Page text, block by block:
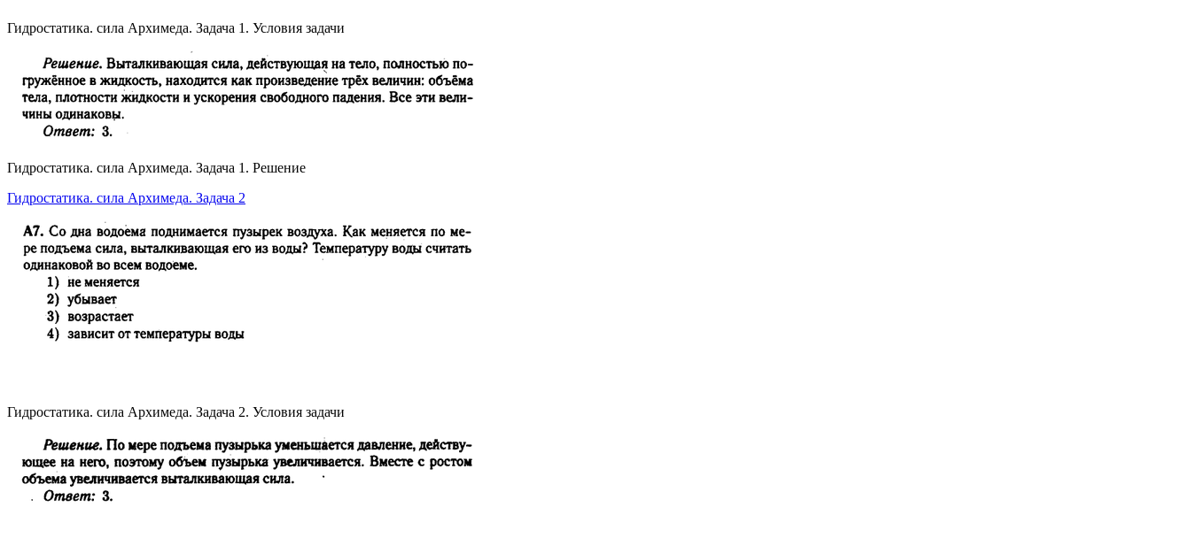
Гидростатика. сила Архимеда. Задача 1. Условия задачи
Гидростатика. сила Архимеда. Задача 1. Решение
Гидростатика. сила Архимеда. Задача 2
Гидростатика. сила Архимеда. Задача 2. Условия задачи